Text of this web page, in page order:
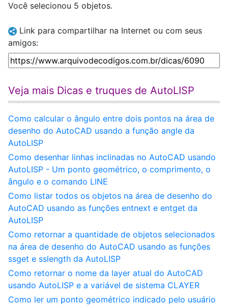
Você selecionou 5 objetos.
Link para compartilhar na Internet ou com seus
amigos:
Veja mais Dicas e truques de AutoLISP
Como calcular o ângulo entre dois pontos na área de
desenho do AutoCAD usando a função angle da
AutoLISP
Como desenhar linhas inclinadas no AutoCAD usando
AutoLISP - Um ponto geométrico, o comprimento, o
ângulo e o comando LINE
Como listar todos os objetos na área de desenho do
AutoCAD usando as funções entnext e entget da
AutoLISP
Como retornar a quantidade de objetos selecionados
na área de desenho do AutoCAD usando as funções
ssget e sslength da AutoLISP
Como retornar o nome da layer atual do AutoCAD
usando AutoLISP e a variável de sistema CLAYER
Como ler um ponto geométrico indicado pelo usuário